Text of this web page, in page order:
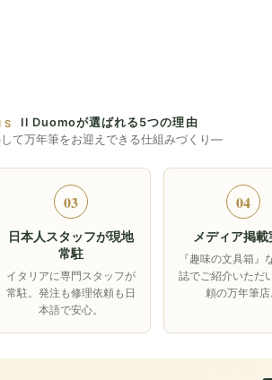
Il Duomoが選ばれる5つの理由
て万年筆をお迎えできる仕組みづくり―
03
日本人スタッフが現地
常駐
イタリアに専門スタッフが
常駐。発注も修理依頼も日
本語で安心。
04
メディア掲載
『趣味の文具箱』
誌でご紹介いただ
頼の万年筆店